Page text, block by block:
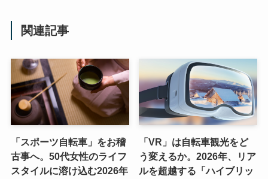
関連記事
「スポーツ自転車」をお稽
古事へ。50代女性のライフ
スタイルに溶け込む2026年
「VR」は自転車観光をど
う変えるか。2026年、リア
ルを超越する「ハイブリッ